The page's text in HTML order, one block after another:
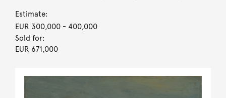
Estimate:
EUR 300,000- 400,000
Sold for:
EUR 671,000